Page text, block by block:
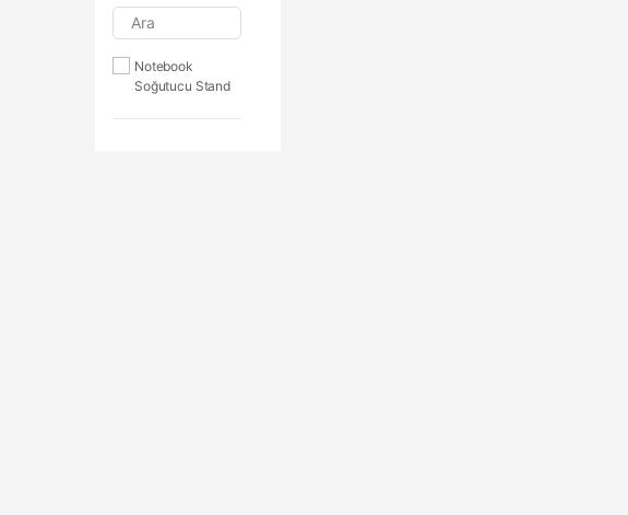
Ara
Notebook
Soğutucu Stand